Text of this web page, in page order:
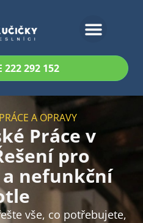
222 292 152
A OPRAVY
Práce v
pro
nefunkční
vše, co potřebujete,